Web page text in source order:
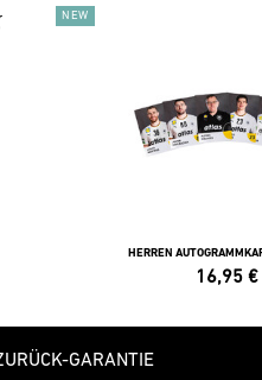
NEW
HERREN
16,95 €
GARANTIE